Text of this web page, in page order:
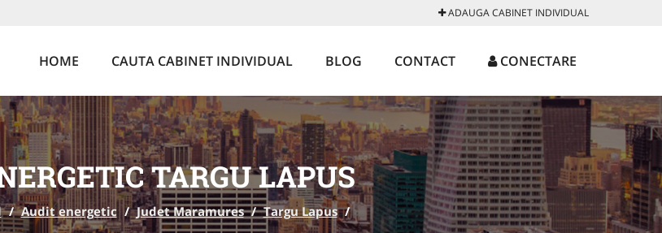
ADAUGA CABINET INDIVIDUAL
HOME CAUTA CABINET INDIVIDUAL BLOG CONTACT CONECTARE
TARGU LAPUS
/ Audit energetic / Judet Maramures / Targu Lapus /